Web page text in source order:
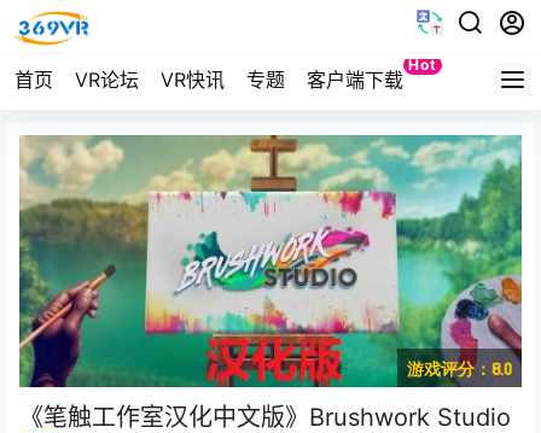
首页 VR论坛 VR快讯 专题 客户端下载
Hot
Quest
游戏评分：8.0
《笔触工作室汉化中文版》Brushwork Studio